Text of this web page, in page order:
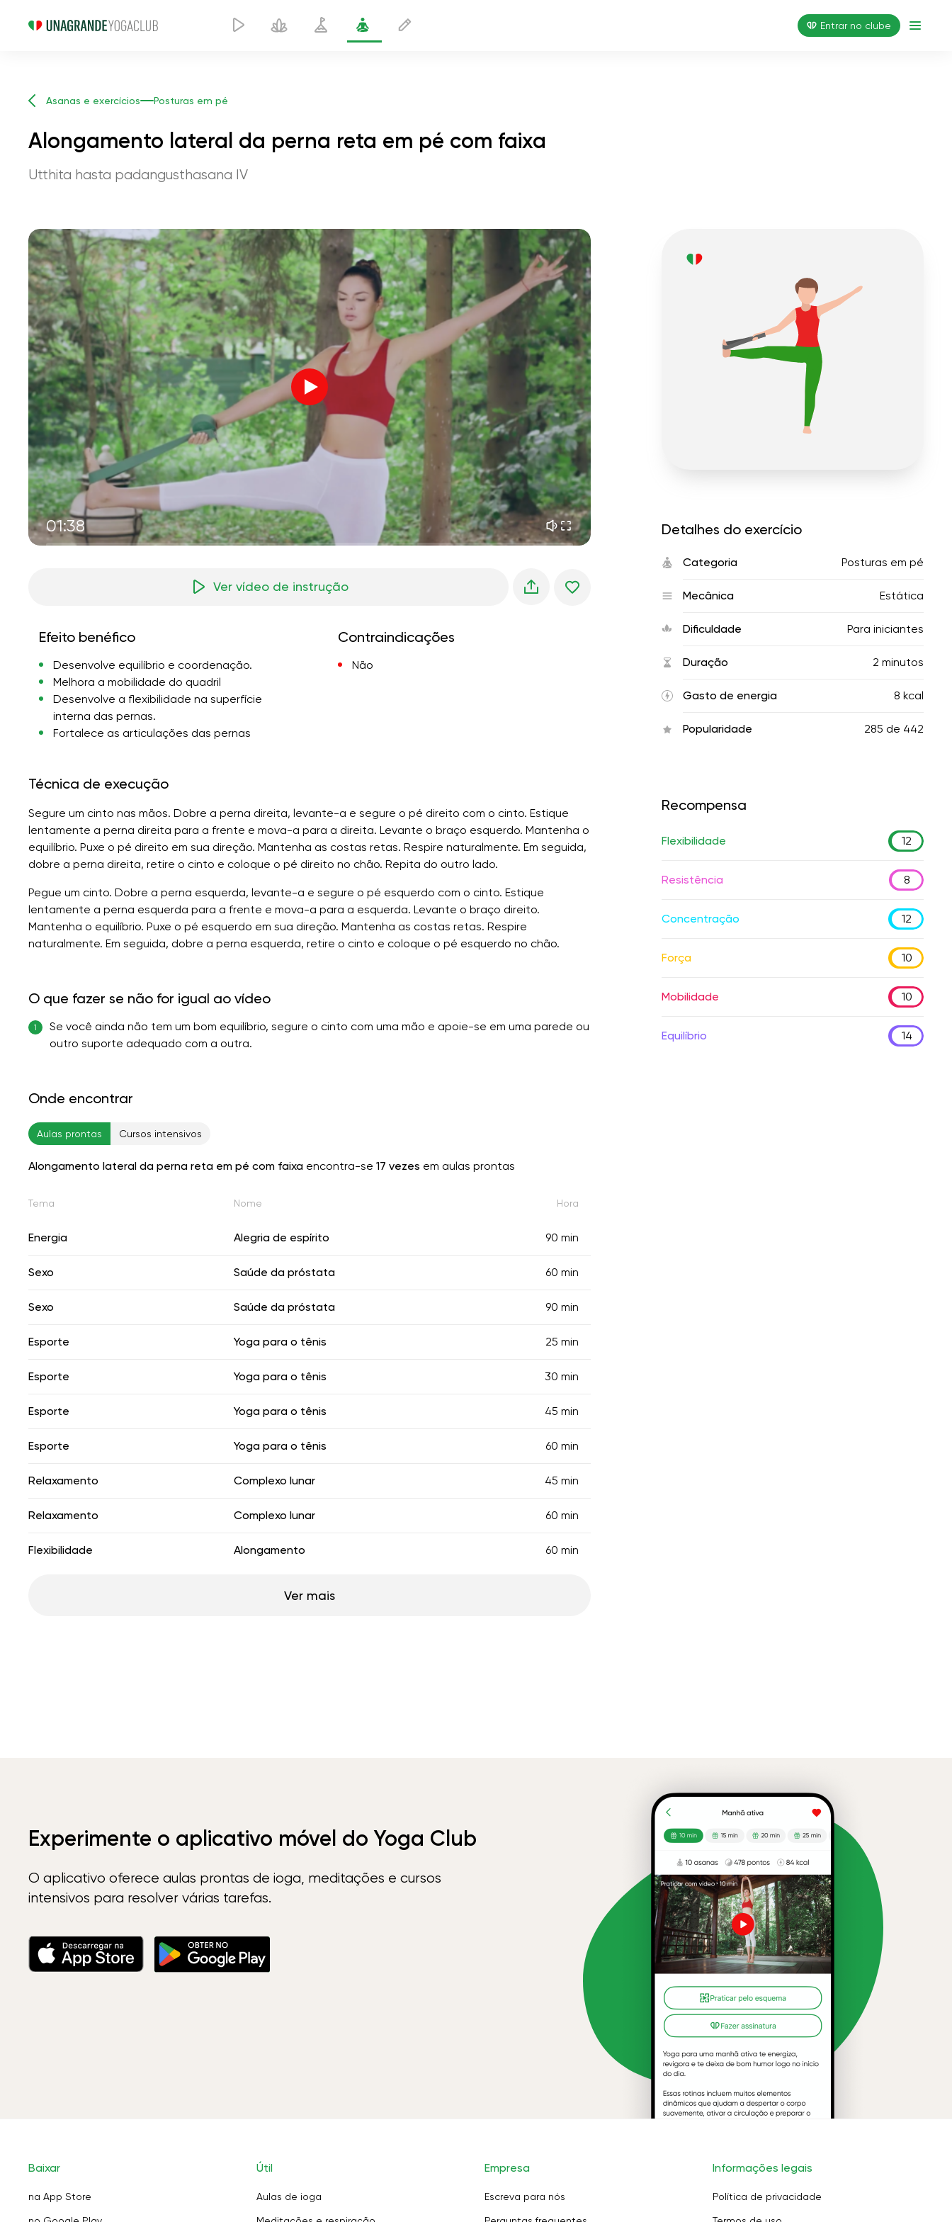
Entrar no clube
Asanas e exercícios Posturas em pé
Alongamento lateral da perna reta em pé com faixa
Utthita hasta padangusthasana IV
01:38
Voz do instrutor
o voo da alma 01:44
paz interior 01:27
sonhos matinais 01:34
frescor da floresta 05:00
chuva de verão 02:00
silêncio da montanha 02:00
brisa do mar 02:00
a voz do vento 02:00
floresta da primavera 02:00
Ver vídeo de instrução
Efeito benéfico
Desenvolve equilíbrio e coordenação.
Melhora a mobilidade do quadril
Desenvolve a flexibilidade na superfície
interna das pernas.
Fortalece as articulações das pernas
Contraindicações
Não
Técnica de execução
Segure um cinto nas mãos. Dobre a perna direita, levante-a e segure o pé direito com o cinto. Estique
lentamente a perna direita para a frente e mova-a para a direita. Levante o braço esquerdo. Mantenha o
equilíbrio. Puxe o pé direito em sua direção. Mantenha as costas retas. Respire naturalmente. Em seguida,
dobre a perna direita, retire o cinto e coloque o pé direito no chão. Repita do outro lado.
Pegue um cinto. Dobre a perna esquerda, levante-a e segure o pé esquerdo com o cinto. Estique
lentamente a perna esquerda para a frente e mova-a para a esquerda. Levante o braço direito.
Mantenha o equilíbrio. Puxe o pé esquerdo em sua direção. Mantenha as costas retas. Respire
naturalmente. Em seguida, dobre a perna esquerda, retire o cinto e coloque o pé esquerdo no chão.
O que fazer se não for igual ao vídeo
1
Se você ainda não tem um bom equilíbrio, segure o cinto com uma mão e apoie-se em uma parede ou
outro suporte adequado com a outra.
Onde encontrar
Aulas prontas Cursos intensivos
Alongamento lateral da perna reta em pé com faixa encontra-se 17 vezes em aulas prontas
Tema Nome Hora
Energia Alegria de espírito 90 min
Sexo Saúde da próstata 60 min
Sexo Saúde da próstata 90 min
Esporte Yoga para o tênis 25 min
Esporte Yoga para o tênis 30 min
Esporte Yoga para o tênis 45 min
Esporte Yoga para o tênis 60 min
Relaxamento Complexo lunar 45 min
Relaxamento Complexo lunar 60 min
Flexibilidade Alongamento 60 min
Ver mais
Detalhes do exercício
Categoria Posturas em pé
Mecânica Estática
Dificuldade Para iniciantes
Duração 2 minutos
Gasto de energia 8 kcal
Popularidade 285 de 442
Recompensa
Flexibilidade 12
Resistência 8
Concentração 12
Força 10
Mobilidade 10
Equilíbrio 14
Experimente o aplicativo móvel do Yoga Club
O aplicativo oferece aulas prontas de ioga, meditações e cursos
intensivos para resolver várias tarefas.
Baixar
na App Store
Útil
Aulas de ioga
Empresa
Escreva para nós
Informações legais
Política de privacidade